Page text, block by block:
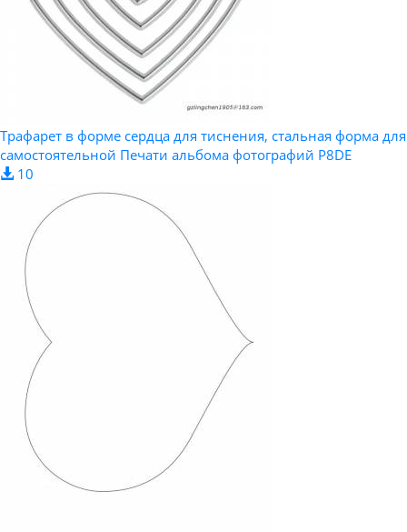
Трафарет в форме сердца для тиснения, стальная форма для
самостоятельной Печати альбома фотографий P8DE
10